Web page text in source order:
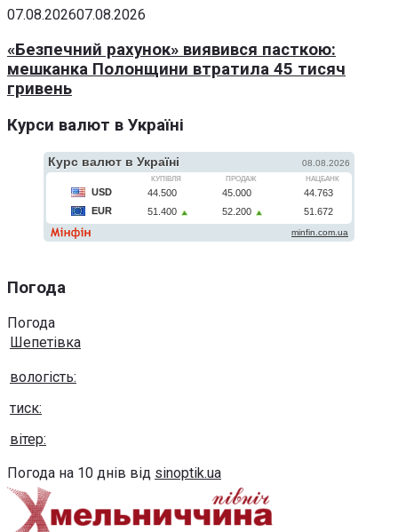
07.08.202607.08.2026
«Безпечний рахунок» виявився пасткою:
мешканка Полонщини втратила 45 тисяч
гривень
Курси валют в Україні
Погода
Погода
Шепетівка
вологість:
тиск:
вітер:
Погода на 10 днів від sinoptik.ua